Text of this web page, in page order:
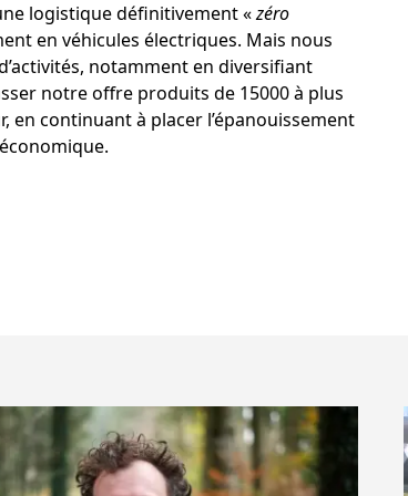
logistique définitivement «zéro
en véhicules électriques. Mais nous
notamment en diversifiant
notre offre produits de 15000 à plus
en continuant à placer l’épanouissement